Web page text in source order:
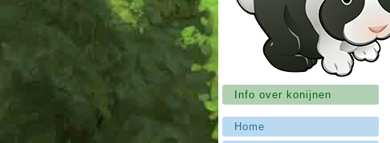
Info over konijnen
Home